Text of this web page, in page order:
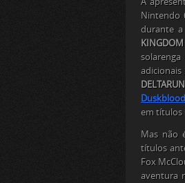
Nintendo
durante a
solarenga
adicionais
em títulos
Mas não
títulos
Fox
aventura